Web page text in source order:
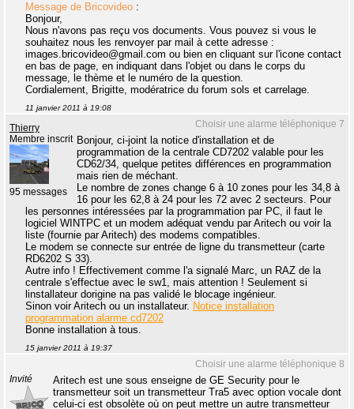
Message de Bricovideo :
Bonjour,
Nous n'avons pas reçu vos documents. Vous pouvez si vous le
souhaitez nous les renvoyer par mail à cette adresse :
images.bricovideo@gmail.com ou bien en cliquant sur l'icone contact
en bas de page, en indiquant dans l'objet ou dans le corps du
message, le thème et le numéro de la question.
Cordialement, Brigitte, modératrice du forum sols et carrelage.
11 janvier 2011 à 19:08
Choisir une alarme téléphonique 7
Thierry
Membre inscrit
95 messages
Bonjour, ci-joint la notice d'installation et de
programmation de la centrale CD7202 valable pour les
CD62/34, quelque petites différences en programmation
mais rien de méchant.
Le nombre de zones change 6 à 10 zones pour les 34,8 à
16 pour les 62,8 à 24 pour les 72 avec 2 secteurs. Pour
les personnes intéressées par la programmation par PC, il faut le
logiciel WINTPC et un modem adéquat vendu par Aritech ou voir la
liste (fournie par Aritech) des modems compatibles.
Le modem se connecte sur entrée de ligne du transmetteur (carte
RD6202 S 33).
Autre info ! Effectivement comme l'a signalé Marc, un RAZ de la
centrale s'effectue avec le sw1, mais attention ! Seulement si
linstallateur dorigine na pas validé le blocage ingénieur.
Sinon voir Aritech ou un installateur. Notice installation
programmation alarme cd7202
Bonne installation à tous.
15 janvier 2011 à 19:37
Choisir une alarme téléphonique 8
Invité
Aritech est une sous enseigne de GE Security pour le
transmetteur soit un transmetteur Tra5 avec option vocale dont
celui-ci est obsolète où on peut mettre un autre transmetteur